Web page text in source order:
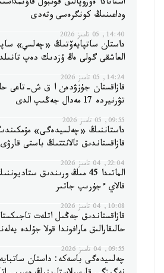
استانادا ەۋروپالىق فۋتبول
وداعىنىڭ كونگرەسى وتەدى
14:40, 05 تامىز 2026
داستان ساتپايەۆتىڭ «چەلسي»
العاشقى گولى ەڭ ۇزدىك دەپ
14:24, 05 تامىز 2026
قازاقستان جۇزۋدەن ا ق ش-تاعى
تۋرنيردە 17 مەدال جەڭىپ الدى
09:55, 05 تامىز 2026
داستاننىڭ «چەلسيدەگى»
قازاقستاندىق تالانتتىڭ باستى
22:04, 04 تامىز 2026
الماتىدا 45 مىڭ ورىندىق
قالاي ءجۇرىپ جاتىر
10:08, 04 تامىز 2026
قازاقستاندىق جەڭىل اتلەت
حالىقارالىق مارافوندا قولا جۇلدە
09:55, 04 تامىز 2026
چەلسيدەگى باسەكە: داستان